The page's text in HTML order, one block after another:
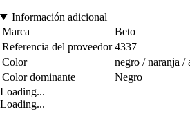
Información adicional
Marca
Beto
Referencia del proveedor 4337
Color
negro / naranja /
Color dominante
Negro
Loading...
Loading...